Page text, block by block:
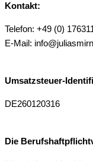
Kontakt:
Telefon: +49 (0)
E-Mail:
Umsatzsteuer-
DE260120316
Die